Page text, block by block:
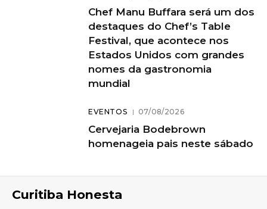
Chef Manu Buffara será um dos
destaques do Chef’s Table
Festival, que acontece nos
Estados Unidos com grandes
nomes da gastronomia
mundial
EVENTOS 07/08/2026
Cervejaria Bodebrown
homenageia pais neste sábado
Curitiba Honesta